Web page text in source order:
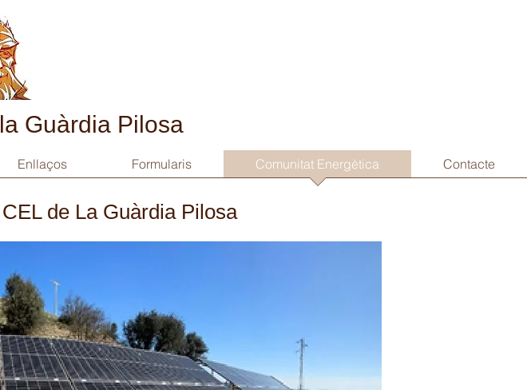
Guàrdia Pilosa
Enllaços Formularis Comunitat Energètica Contacte
de La Guàrdia Pilosa